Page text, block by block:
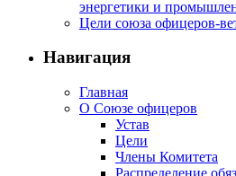
энергетики и
Цели союза офицеров-
Навигация
Главная
О Союзе офицеров
Устав
Цели
Члены Комитета